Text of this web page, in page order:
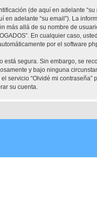
(de aquí en adelante
adelante “su email”). La
allá de su nombre de
En cualquier caso,
por el software
segura. Sin embargo, se
y bajo ninguna
servicio “Olvidé mi
su cuenta.